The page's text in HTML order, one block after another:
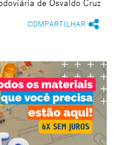
de Osvaldo Cruz
COMPARTILHAR